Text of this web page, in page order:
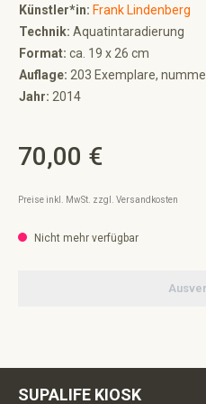
Künstler*in: Frank Lindenberg
Technik: Aquatintaradierung
Format: ca. 19 x 26 cm
Auflage: 203 Exemplare,
Jahr: 2014
Regulärer Preis:
70,00 €
Preise inkl. MwSt. zzgl. Versandkosten
Nicht mehr verfügbar
SUPALIFE KIOSK